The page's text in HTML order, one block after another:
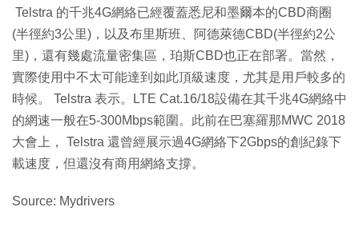
Telstra 的千兆4G網絡已經覆蓋悉尼和墨爾本的CBD商圈
(半徑約3公里)，以及布里斯班、阿德萊德CBD(半徑約2公
里)，還有幾處流量密集區，珀斯CBD也正在部署。當然，
實際使用中不太可能達到如此頂級速度，尤其是用戶較多的
時候。 Telstra 表示。LTE Cat.16/18設備在其千兆4G網絡中
的網速一般在5-300Mbps範圍。此前在巴塞羅那MWC 2018
大會上， Telstra 還曾經展示過4G網絡下2Gbps的創紀錄下
載速度，但還沒有商用網絡支撐。
Source: Mydrivers